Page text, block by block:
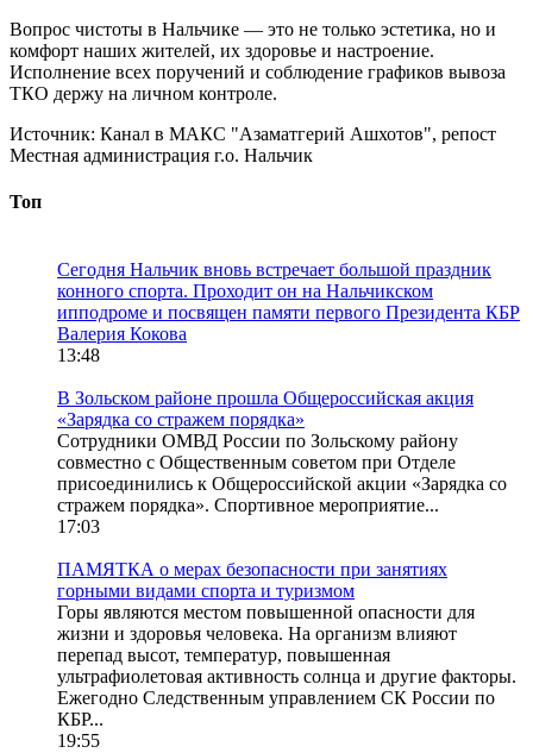
Вопрос чистоты в Нальчике — это не только эстетика, но и
комфорт наших жителей, их здоровье и настроение.
Исполнение всех поручений и соблюдение графиков вывоза
ТКО держу на личном контроле.
Источник: Канал в МАКС "Азаматгерий Ашхотов", репост
Местная администрация г.о. Нальчик
Топ
Сегодня Нальчик вновь встречает большой праздник
конного спорта. Проходит он на Нальчикском
ипподроме и посвящен памяти первого Президента КБР
Валерия Кокова
13:48
В Зольском районе прошла Общероссийская акция
«Зарядка со стражем порядка»
Сотрудники ОМВД России по Зольскому району
совместно с Общественным советом при Отделе
присоединились к Общероссийской акции «Зарядка со
стражем порядка». Спортивное мероприятие...
17:03
ПАМЯТКА о мерах безопасности при занятиях
горными видами спорта и туризмом
Горы являются местом повышенной опасности для
жизни и здоровья человека. На организм влияют
перепад высот, температур, повышенная
ультрафиолетовая активность солнца и другие факторы.
Ежегодно Следственным управлением СК России по
КБР...
19:55